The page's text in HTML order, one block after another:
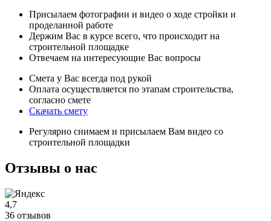
Присылаем фотографии и видео о ходе стройки и
проделанной работе
Держим Вас в курсе всего, что происходит на
строительной площадке
Отвечаем на интересующие Вас вопросы
Смета у Вас всегда под рукой
Оплата осуществляется по этапам строительства,
согласно смете
Скачать смету
Регулярно снимаем и присылаем Вам видео со
строительной площадки
Отзывы о нас
4,7
36 отзывов